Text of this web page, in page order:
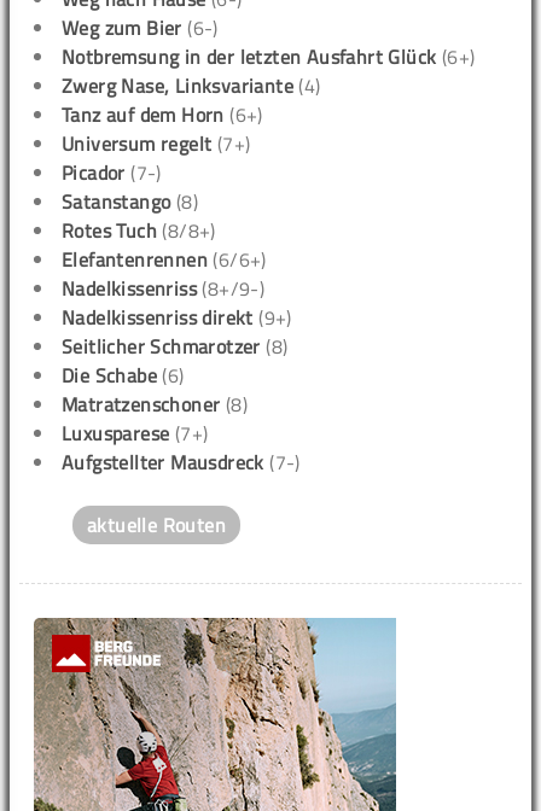
Weg zum Bier (6-)
Notbremsung in der letzten Ausfahrt Glück (6+)
Zwerg Nase, Linksvariante (4)
Tanz auf dem Horn (6+)
Universum regelt (7+)
Picador (7-)
Satanstango(8)
Rotes Tuch (8/8+)
Elefantenrennen (6/6+)
Nadelkissenriss(8+/9-)
Nadelkissenriss direkt (9+)
Seitlicher Schmarotzer (8)
Die Schabe (6)
Matratzenschoner (8)
Luxusparese (7+)
Aufgstellter Mausdreck (7-)
aktuelle Routen